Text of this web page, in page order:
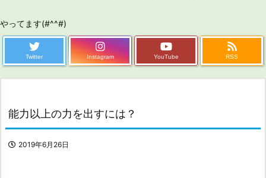
やってます(#^^#)
Twitter Instagram YouTube RSS
能力以上の力を出すには？
2019年6月26日